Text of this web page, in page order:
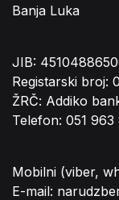
Banja Luka
JIB:
Registarski broj:
ŽRČ: Addiko
Telefon: 051 963
Mobilni (viber,
E-mail: